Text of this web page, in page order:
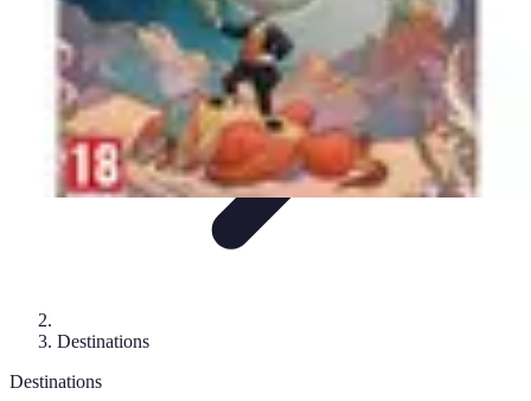
Destinations
Destinations